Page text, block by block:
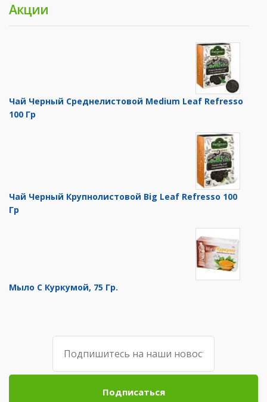
Акции
Чай Черный Среднелистовой Medium Leaf Refresso
100 Гр
Чай Черный Крупнолистовой Big Leaf Refresso 100
Гр
Мыло С Куркумой, 75 Гр.
Подписаться